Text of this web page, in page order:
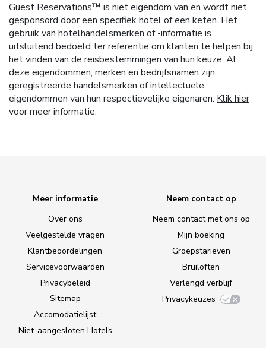
Guest Reservations™ is niet eigendom van en wordt niet
gesponsord door een specifiek hotel of een keten. Het
gebruik van hotelhandelsmerken of -informatie is
uitsluitend bedoeld ter referentie om klanten te helpen bij
het vinden van de reisbestemmingen van hun keuze. Al
deze eigendommen, merken en bedrijfsnamen zijn
geregistreerde handelsmerken of intellectuele
eigendommen van hun respectievelijke eigenaren. Klik hier
voor meer informatie.
Meer informatie
Over ons
Veelgestelde vragen
Klantbeoordelingen
Servicevoorwaarden
Privacybeleid
Sitemap
Accomodatielijst
Niet-aangesloten Hotels
Neem contact op
Neem contact met ons op
Mijn boeking
Groepstarieven
Bruiloften
Verlengd verblijf
Privacykeuzes